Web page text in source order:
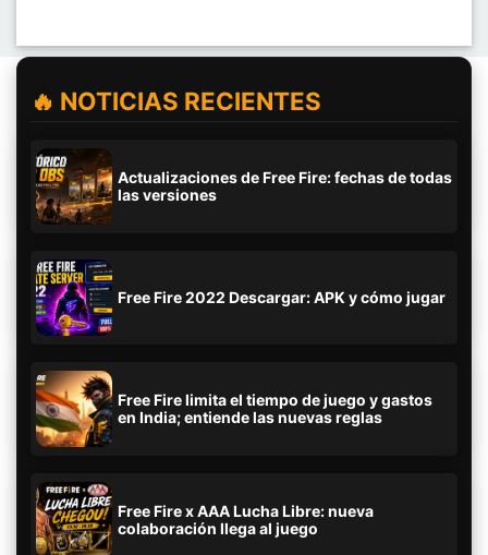
🔥 NOTICIAS RECIENTES
Actualizaciones de Free Fire: fechas de todas
las versiones
Free Fire 2022 Descargar: APK y cómo jugar
Free Fire limita el tiempo de juego y gastos
en India; entiende las nuevas reglas
Free Fire x AAA Lucha Libre: nueva
colaboración llega al juego